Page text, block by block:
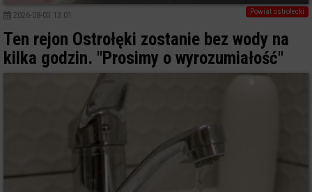
Powiat ostrołecki
2026-08-03 13:01
Ten rejon Ostrołęki zostanie bez wody na
kilka godzin. "Prosimy o wyrozumiałość"